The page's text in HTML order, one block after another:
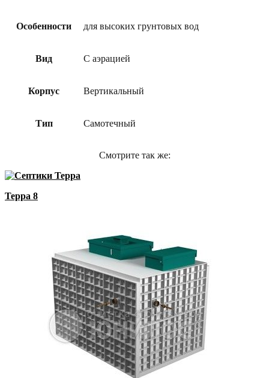
Особенности для высоких грунтовых вод
Вид С аэрацией
Корпус Вертикальный
Тип Самотечный
Смотрите так же:
Терра 8